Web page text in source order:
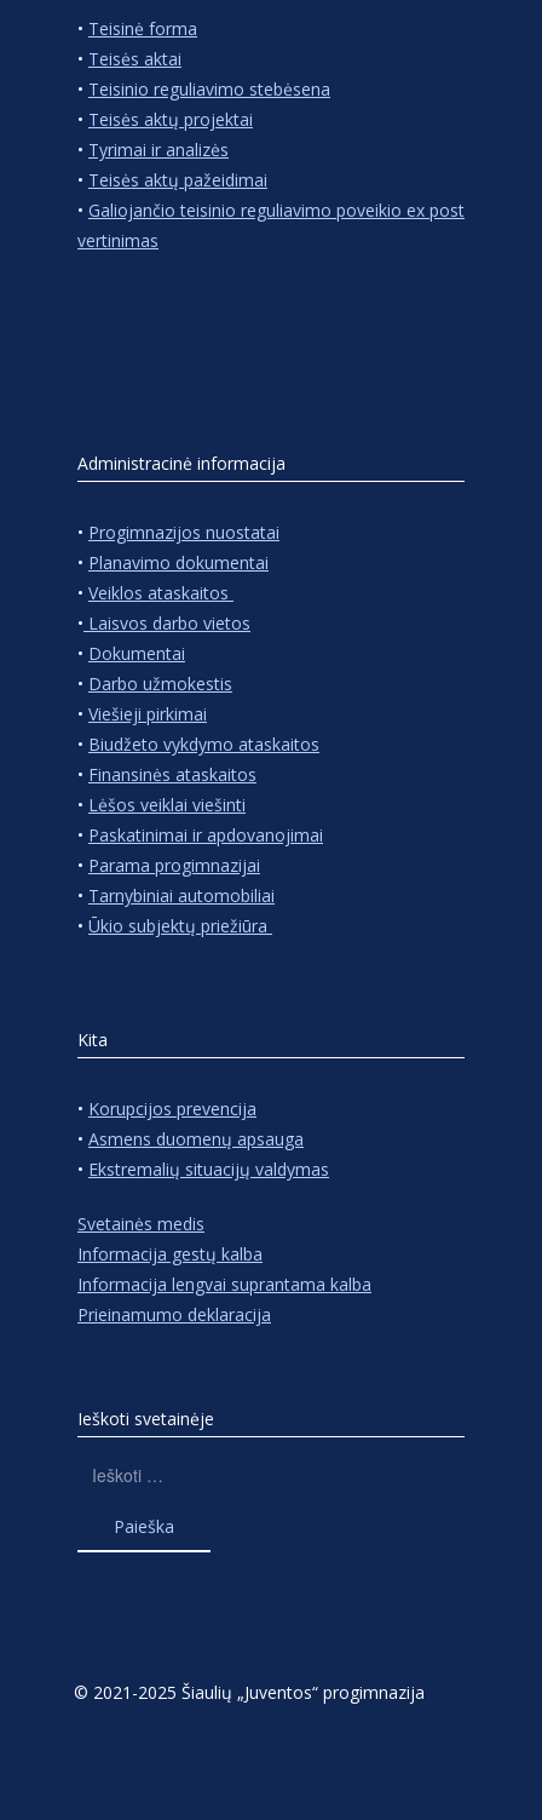
• Teisinė forma
• Teisės aktai
• Teisinio reguliavimo stebėsena
• Teisės aktų projektai
• Tyrimai ir analizės
• Teisės aktų pažeidimai
• Galiojančio teisinio reguliavimo poveikio ex post
vertinimas
Administracinė informacija
• Progimnazijos nuostatai
• Planavimo dokumentai
• Veiklos ataskaitos
• Laisvos darbo vietos
• Dokumentai
• Darbo užmokestis
• Viešieji pirkimai
• Biudžeto vykdymo ataskaitos
• Finansinės ataskaitos
• Lėšos veiklai viešinti
• Paskatinimai ir apdovanojimai
• Parama progimnazijai
• Tarnybiniai automobiliai
• Ūkio subjektų priežiūra
Kita
• Korupcijos prevencija
• Asmens duomenų apsauga
• Ekstremalių situacijų valdymas
Svetainės medis
Informacija gestų kalba
Informacija lengvai suprantama kalba
Prieinamumo deklaracija
Ieškoti svetainėje
© 2021-2025 Šiaulių „Juventos“ progimnazija